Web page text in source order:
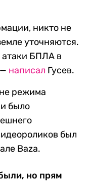
никто не
уточняются.
БПЛА в
написал Гусев.
режима
было
был
Baza.
но прям